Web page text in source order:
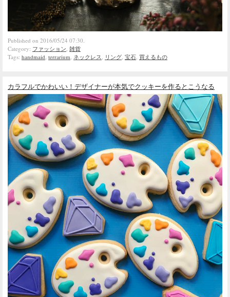
Published on 2016/05/24 07:30.
Category: ファッション 雑貨
Tags: handmaid terrarium ネックレス リング 宝石 買えるもの
カラフルでかわいい！デザイナーが本気でクッキーを作るとこうなる